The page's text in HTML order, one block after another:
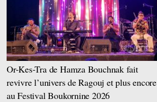
Or-Kes-Tra de Hamza Bouchnak fait
revivre l’univers de Ragouj et plus encore
au Festival Boukornine 2026